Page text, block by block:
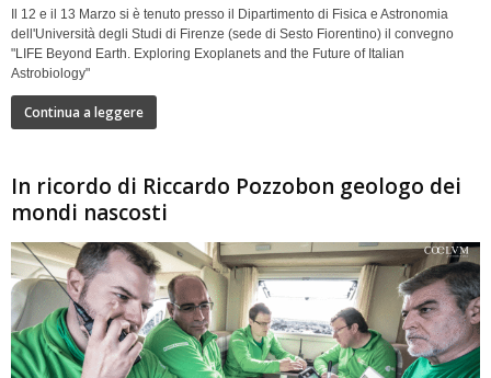
Il 12 e il 13 Marzo si è tenuto presso il Dipartimento di Fisica e Astronomia
dell'Università degli Studi di Firenze (sede di Sesto Fiorentino) il convegno
"LIFE Beyond Earth. Exploring Exoplanets and the Future of Italian
Astrobiology"
Continua a leggere
In ricordo di Riccardo Pozzobon geologo dei
mondi nascosti